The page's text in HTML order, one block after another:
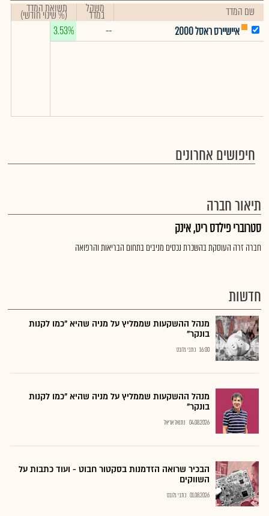
שם המדד משקל
במדד תשואת המדד
(% שינוי חודשי)
איישיירס ראסל 2000
--
3.53%
חיפושים אחרונים
תיאור חברה
סטרוברי פילדס ריט, אינק
חברה זרה העוסקת בהשכרת נכסים מניבים בתחום הבריאות והרפואה
חדשות
מנהל ההשקעות שממליץ על מניה שהיא "כמו לקנות
בונקר"
16:00 כתבי גלובס
מנהל ההשקעות שממליץ על מניה שהיא "כמו לקנות
בונקר"
04.08.2026 נתנאל אריאל
הבכיר שרואה הזדמנות בסקטור חבוט - ועוד כתבות על
השווקים
01.08.2026 כתבי גלובס